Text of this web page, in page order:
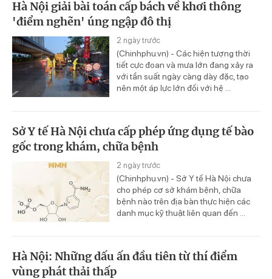
Hà Nội giải bài toán cấp bách về khơi thông
'điểm nghẽn' úng ngập đô thị
2 ngày trước
(Chinhphu.vn) - Các hiện tượng thời
tiết cực đoan và mưa lớn đang xảy ra
với tần suất ngày càng dày đặc, tạo
nên một áp lực lớn đối với hệ ...
Sở Y tế Hà Nội chưa cấp phép ứng dụng tế bào
gốc trong khám, chữa bệnh
2 ngày trước
(Chinhphu.vn) - Sở Y tế Hà Nội chưa
cho phép cơ sở khám bệnh, chữa
bệnh nào trên địa bàn thực hiện các
danh mục kỹ thuật liên quan đến ...
Hà Nội: Những dấu ấn đầu tiên từ thí điểm
vùng phát thải thấp